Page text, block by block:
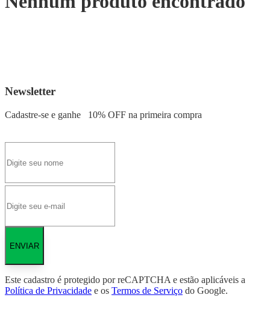
Newsletter
Cadastre-se e ganhe 10% OFF na primeira compra
ENVIAR
Este cadastro é protegido por reCAPTCHA e estão aplicáveis a
Política de Privacidade e os Termos de Serviço do Google.